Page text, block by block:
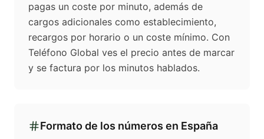
pagas un coste por minuto, además de
cargos adicionales como establecimiento,
recargos por horario o un coste mínimo. Con
Teléfono Global ves el precio antes de marcar
y se factura por los minutos hablados.
Formato de los números en España